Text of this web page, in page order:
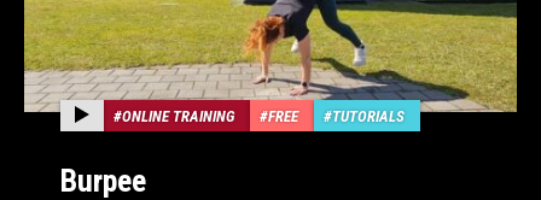
ONLINE TRAINING FREE TUTORIALS
Burpee